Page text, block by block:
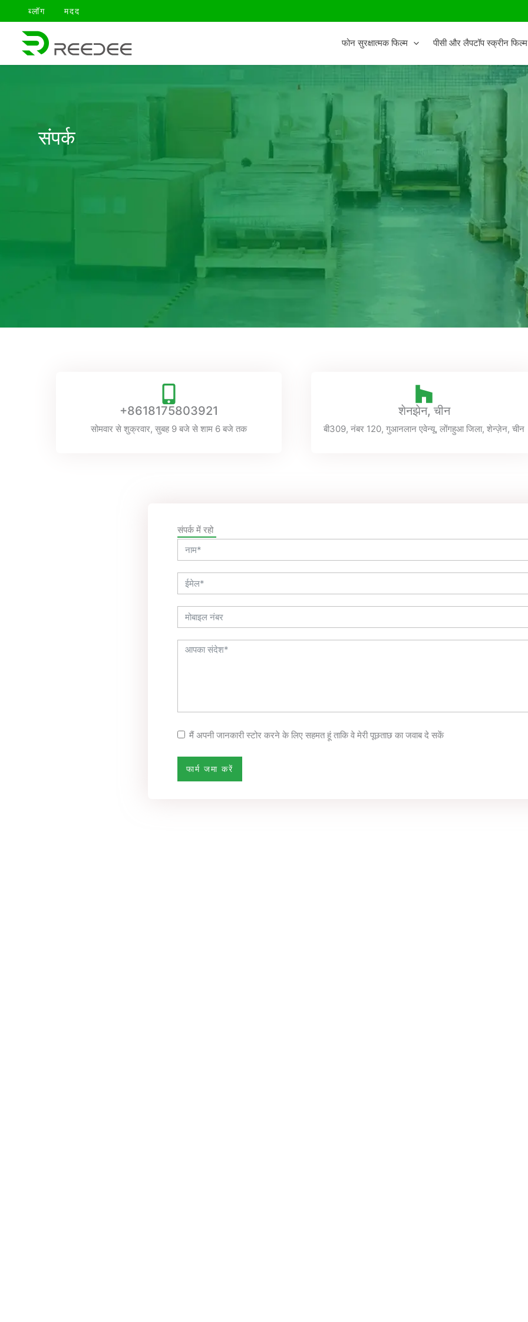
ब्लॉग मदद
फोन सुरक्षात्मक फिल्म पीसी और लैपटॉप स्क्रीन फिल्म
संपर्क
+8618175803921
सोमवार से शुक्रवार, सुबह 9 बजे से शाम 6 बजे तक
शेनझेन, चीन
बी309, नंबर 120, गुआनलान एवेन्यू, लोंगहुआ जिला, शेन्ज़ेन, चीन
संपर्क में रहो
मैं अपनी जानकारी स्टोर करने के लिए सहमत हूं ताकि वे मेरी पूछताछ का जवाब दे सकें
फार्म जमा करें